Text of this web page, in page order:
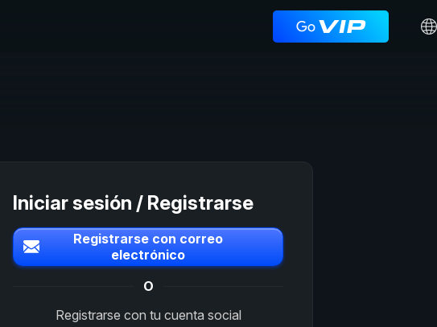
Iniciar sesión / Registrarse
Registrarse con correo
electrónico
O
Registrarse con tu cuenta social